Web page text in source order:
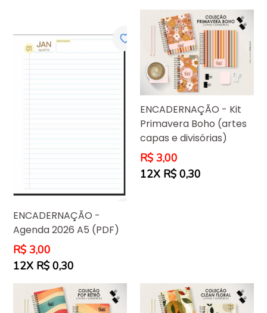
ENCADERNAÇÃO -
Agenda 2026 A5 (PDF)
Preço
normal
R$ 3,00
12X R$ 0,30
ENCADERNAÇÃO - Kit
Primavera Boho (artes
capas e divisórias)
Preço
normal
R$ 3,00
12X R$ 0,30